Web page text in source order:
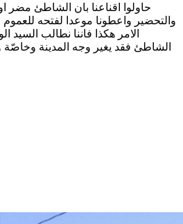
حاولوا اقناعنا بان الشاطئ مضر
والتحضير واعطونا موعدا لفتحه
الامر هكذا فاننا نطالب السيد
الشاطئ فقد يغير وجه المدينة